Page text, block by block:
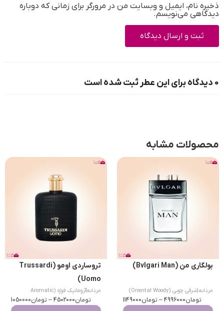
ذخیره نام، ایمیل و وبسایت من در مرورگر برای زمانی که دوباره
دیدگاهی می‌نویسم.
0 دیدگاه برای این عطر ثبت شده است
محصولات مشابه
بولگاری من (Bvlgari Man)
مردانه|شرقی چوبی (Oriental Woody)
تومان4996000
– تومان1149000
تروساردی اومو (Trussardi
Uomo)
مردانه|
آروماتیک فوژه (Aromatic
Fougere)
تومان4502000
– تومان1050000